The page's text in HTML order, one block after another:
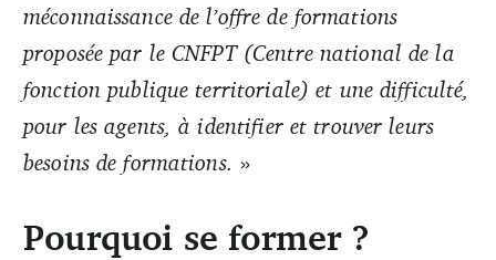
méconnaissance de l’offre de formations
proposée par le CNFPT (Centre national de la
fonction publique territoriale) et une difficulté,
pour les agents, à identifier et trouver leurs
besoins de formations. »
Pourquoi se former ?